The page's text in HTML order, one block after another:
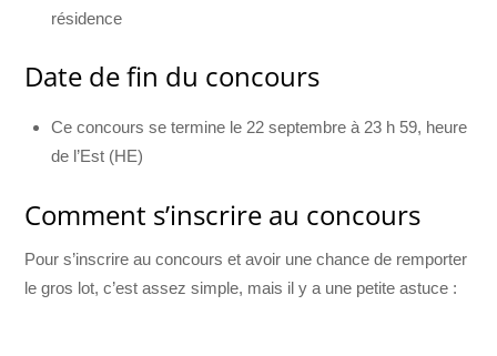
résidence
Date de fin du concours
Ce concours se termine le 22 septembre à 23 h 59, heure
de l’Est (HE)
Comment s’inscrire au concours
Pour s’inscrire au concours et avoir une chance de remporter
le gros lot, c’est assez simple, mais il y a une petite astuce :